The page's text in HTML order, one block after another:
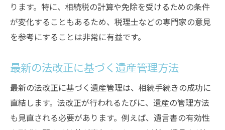
ります。特に、相続税の計算や免除を受けるための条件
が変化することもあるため、税理士などの専門家の意見
を参考にすることは非常に有益です。
最新の法改正に基づく遺産管理方法
最新の法改正に基づく遺産管理は、相続手続きの成功に
直結します。法改正が行われるたびに、遺産の管理方法
も見直される必要があります。例えば、遺言書の有効性